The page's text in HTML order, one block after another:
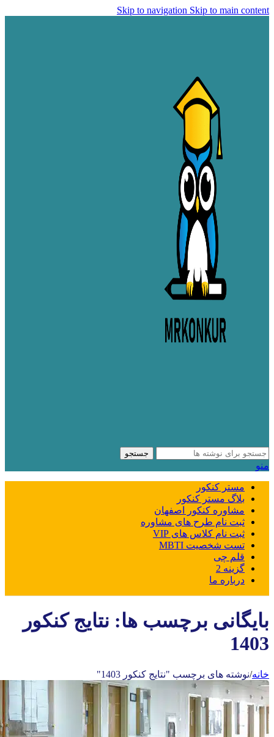
Skip to navigation Skip to main content
جستجو
منو
مستر کنکور
بلاگ مستر کنکور
مشاوره کنکور اصفهان
ثبت نام طرح های مشاوره
ثبت نام کلاس های VIP
تست شخصیت MBTI
قلم چی
گزینه 2
درباره ما
بایگانی برچسب ها: نتایج کنکور
1403
خانه/نوشته های برچسب "نتایج کنکور 1403"